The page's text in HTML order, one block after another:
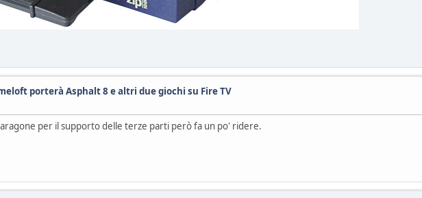
porterà Asphalt 8 e altri due giochi su Fire TV
per il supporto delle terze parti però fa un po' ridere.